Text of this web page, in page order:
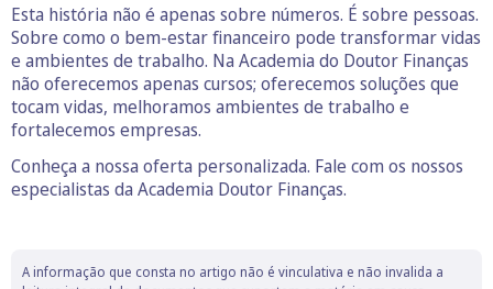
Esta história não é apenas sobre números. É sobre pessoas.
Sobre como o bem-estar financeiro pode transformar vidas
e ambientes de trabalho. Na Academia do Doutor Finanças
não oferecemos apenas cursos; oferecemos soluções que
tocam vidas, melhoramos ambientes de trabalho e
fortalecemos empresas.
Conheça a nossa oferta personalizada. Fale com os nossos
especialistas da Academia Doutor Finanças.
A informação que consta no artigo não é vinculativa e não invalida a